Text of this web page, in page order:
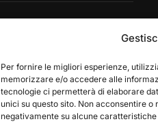
Per fornire le migliori esperienze,
memorizzare e/o accedere alle
tecnologie ci permetterà di elaborare
unici su questo sito. Non acconsentire
negativamente su alcune